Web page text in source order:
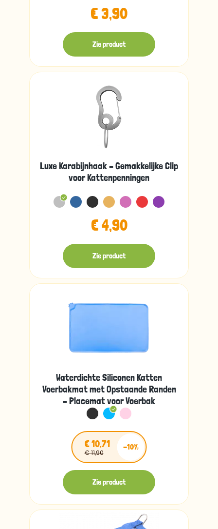
€ 3,90
Zie product
Luxe Karabijnhaak – Gemakkelijke Clip
voor Kattenpenningen
€ 4,90
Zie product
Waterdichte Siliconen Katten
Voerbakmat met Opstaande Randen
– Placemat voor Voerbak
€ 10,71
€ 11,90
-10%
Zie product